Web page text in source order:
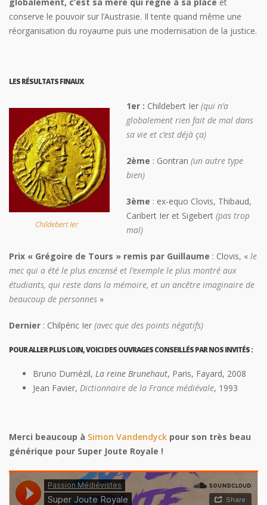
globalement, c’est sa mère qui règne à sa place et
conserve le pouvoir sur l’Austrasie. Il tente quand même une
réorganisation du royaume puis une modernisation de la justice.
LES RÉSULTATS FINAUX
Childebert Ier
1er : Childebert Ier (qui n’a
globalement rien fait de mal dans
sa vie et c’est déjà ça)
2ème : Gontran (un autre type
bien)
3ème : ex-equo Clovis, Thibaud,
Caribert Ier et Sigebert (pas trop
mal)
Prix « Grégoire de Tours » remis par Guillaume : Clovis, « le
mec qui a été le plus encensé et l’exemple le plus montré aux
étudiants, qui reste dans la mémoire, et un ancêtre imaginaire de
beaucoup de personnes »
Dernier : Chilpéric Ier (avec que des points négatifs)
POUR ALLER PLUS LOIN, VOICI DES OUVRAGES CONSEILLÉS PAR NOS INVITÉS :
Bruno Dumézil, La reine Brunehaut, Paris, Fayard, 2008
Jean Favier, Dictionnaire de la France médiévale, 1993
Merci beaucoup à Simon Vandendyck pour son très beau
générique pour Super Joute Royale !